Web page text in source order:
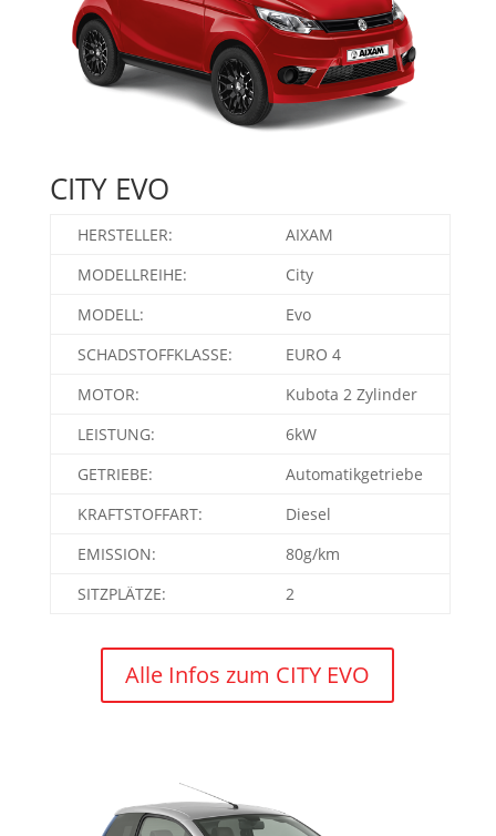
CITY EVO
HERSTELLER:
AIXAM
MODELLREIHE:
City
MODELL:
Evo
SCHADSTOFFKLASSE:
EURO 4
MOTOR:
Kubota 2 Zylinder
LEISTUNG:
6kW
GETRIEBE:
Automatikgetriebe
KRAFTSTOFFART:
Diesel
EMISSION:
80g/km
SITZPLÄTZE:
2
Alle Infos zum CITY EVO